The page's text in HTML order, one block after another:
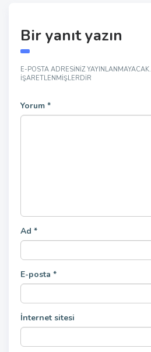
Bir yanıt yazın
E-POSTA ADRESINIZ YAYINLANMAYACAK.
IŞARETLENMIŞLERDIR
Yorum *
Ad *
E-posta *
İnternet sitesi